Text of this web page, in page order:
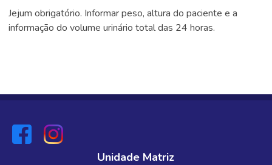
Jejum obrigatório. Informar peso, altura do paciente e a
informação do volume urinário total das 24 horas.
Unidade Matriz